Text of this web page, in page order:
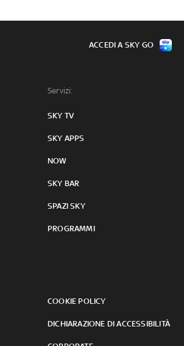
Servizi:
SKY TV
SKY APPS
NOW
SKY BAR
SPAZI SKY
PROGRAMMI
COOKIE POLICY
DICHIARAZIONE DI ACCESSIBILITÀ
ACCEDI A SKY GO